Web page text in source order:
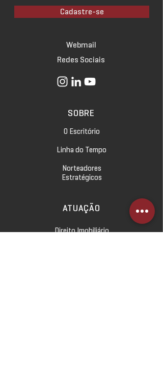
Cadastre-se
Webmail
Redes Sociais
SOBRE
O Escritório
Linha do Tempo
Norteadores
Estratégicos
ATUAÇÃO
Direito Imobiliário